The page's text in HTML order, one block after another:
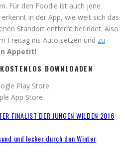
Für den Foodie ist auch jene
in der App, wie weit sich das
Standort entfernt befindet. Also
Freitag ins Auto setzen und zu
Appetit!
DOWNLOADEN
Play Store
App Store
FINALIST DER JUNGEN WILDEN 2016
und lecker durch den Winter